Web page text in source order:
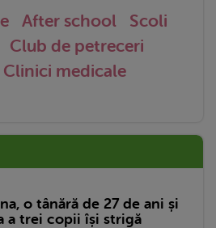
After school
Scoli
Club de petreceri
Clinici medicale
o tânără de 27 de ani și
a trei copii își strigă